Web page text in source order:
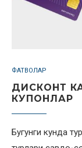
ФАТВОЛАР
ДИСКОНТ
КУПОНЛАР
Бугунги кунда